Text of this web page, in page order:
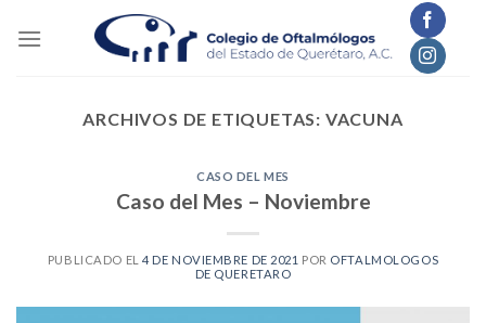
ARCHIVOS DE ETIQUETAS: VACUNA
CASO DEL MES
Caso del Mes – Noviembre
PUBLICADO EL4 DE NOVIEMBRE DE 2021 POR OFTALMOLOGOS
DE QUERETARO